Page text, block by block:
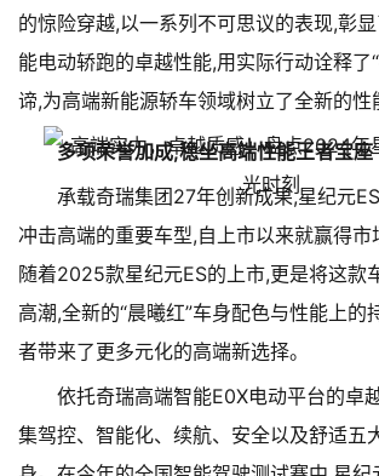
的惊险穿越,以一系列不可思议的表现,彰
能电动轿跑的卓越性能,用实际行动诠释了
谛,为高端新能源轿车领域树立了全新的性
多项荣誉加成,稳坐高端性能王者宝座
承载奇瑞集团27年创新成果,星纪元
冲击高端的重要车型,自上市以来就赢得市
随着2025款星纪元ES的上市,更是将这款
高潮,全新的“晨曦红”车身配色与性能上的
者带来了更多元化的高端新选择。
依托奇瑞高端智能E0X电动平台的卓
集驾控、智能化、续航、安全以及舒适五